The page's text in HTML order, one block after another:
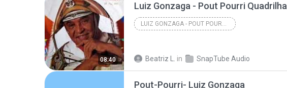
08:40
Luiz Gonzaga - Pout Pourri Quadrilha
LUIZ GONZAGA - POUT POURRI QUADRILHA
Beatriz L. in SnapTube Audio
Pout-Pourri- Luiz Gonzaga